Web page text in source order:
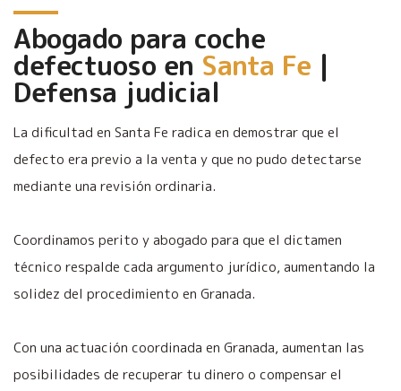
Abogado para coche
defectuoso en Santa Fe |
Defensa judicial
La dificultad en Santa Fe radica en demostrar que el
defecto era previo a la venta y que no pudo detectarse
mediante una revisión ordinaria.
Coordinamos perito y abogado para que el dictamen
técnico respalde cada argumento jurídico, aumentando la
solidez del procedimiento en Granada.
Con una actuación coordinada en Granada, aumentan las
posibilidades de recuperar tu dinero o compensar el